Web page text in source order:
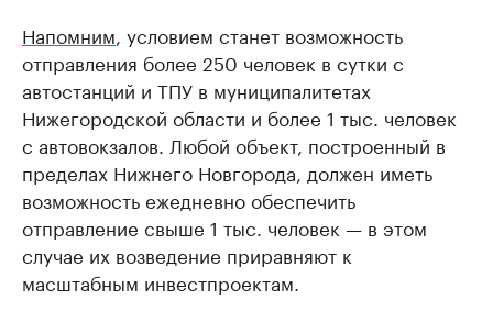
Напомним , условием станет возможность
отправления более 250 человек в сутки с
автостанций и ТПУ в муниципалитетах
Нижегородской области и более 1 тыс. человек
с автовокзалов. Любой объект, построенный в
пределах Нижнего Новгорода, должен иметь
возможность ежедневно обеспечить
отправление свыше 1 тыс. человек — в этом
случае их возведение приравняют к
масштабным инвестпроектам.